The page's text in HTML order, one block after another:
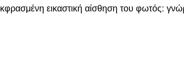
εικαστική αίσθηση του φωτός: